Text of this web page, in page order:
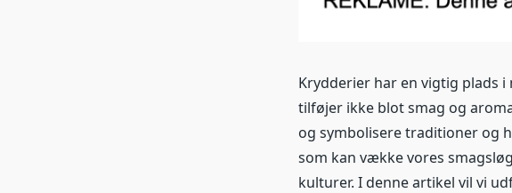
Krydderier har en vigtig plads
tilføjer ikke blot smag og
og symbolisere traditioner og
som kan vække vores
kulturer. I denne artikel vil vi